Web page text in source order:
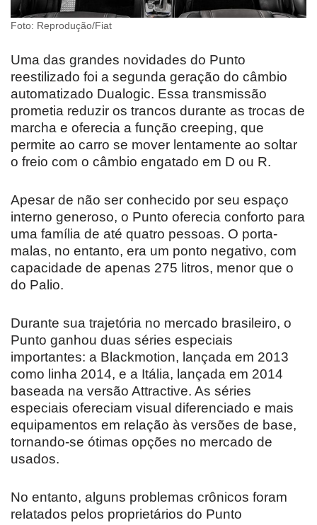
Foto: Reprodução/Fiat
Uma das grandes novidades do Punto
reestilizado foi a segunda geração do câmbio
automatizado Dualogic. Essa transmissão
prometia reduzir os trancos durante as trocas de
marcha e oferecia a função creeping, que
permite ao carro se mover lentamente ao soltar
o freio com o câmbio engatado em D ou R.
Apesar de não ser conhecido por seu espaço
interno generoso, o Punto oferecia conforto para
uma família de até quatro pessoas. O porta-
malas, no entanto, era um ponto negativo, com
capacidade de apenas 275 litros, menor que o
do Palio.
Durante sua trajetória no mercado brasileiro, o
Punto ganhou duas séries especiais
importantes: a Blackmotion, lançada em 2013
como linha 2014, e a Itália, lançada em 2014
baseada na versão Attractive. As séries
especiais ofereciam visual diferenciado e mais
equipamentos em relação às versões de base,
tornando-se ótimas opções no mercado de
usados.
No entanto, alguns problemas crônicos foram
relatados pelos proprietários do Punto